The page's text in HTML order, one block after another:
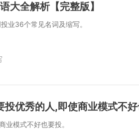
大全解析【完整版】
业36个常见名词及缩写。
投优秀的人,即使商业模式不
业模式不好也要投。